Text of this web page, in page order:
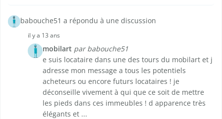
babouche51 a répondu à une discussion
il y a 13 ans
mobilart par babouche51
e suis locataire dans une des tours du mobilart et j
adresse mon message a tous les potentiels
acheteurs ou encore futurs locataires ! je
déconseille vivement à qui que ce soit de mettre
les pieds dans ces immeubles ! d apparence très
élégants et ...